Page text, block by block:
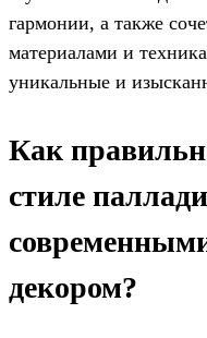
гармонии, а также
материалами и
уникальные и
Как
стиле
декором?